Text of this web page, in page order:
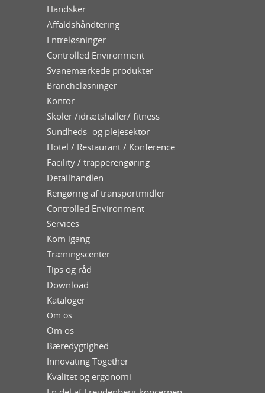
Handsker
Affaldshåndtering
Entreløsninger
Controlled Environment
Svanemærkede produkter
Brancheløsninger
Kontor
Skoler /idrætshaller/ fitness
Sundheds- og plejesektor
Hotel / Restaurant / Konference
Facility / trapperengøring
Detailhandlen
Rengøring af transportmidler
Controlled Environment
Services
Kom igang
Træningscenter
Tips og råd
Download
Kataloger
Om os
Om os
Bæredygtighed
Innovating Together
Kvalitet og ergonomi